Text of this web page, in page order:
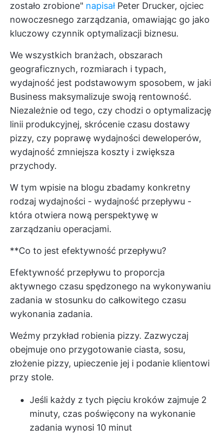
zostało zrobione" napisałPeter Drucker, ojciec
nowoczesnego zarządzania, omawiając go jako
kluczowy czynnik optymalizacji biznesu.
We wszystkich branżach, obszarach
geograficznych, rozmiarach i typach,
wydajność jest podstawowym sposobem, w jaki
Business maksymalizuje swoją rentowność.
Niezależnie od tego, czy chodzi o optymalizację
linii produkcyjnej, skrócenie czasu dostawy
pizzy, czy poprawę wydajności deweloperów,
wydajność zmniejsza koszty i zwiększa
przychody.
W tym wpisie na blogu zbadamy konkretny
rodzaj wydajności - wydajność przepływu -
która otwiera nową perspektywę w
zarządzaniu operacjami.
**Co to jest efektywność przepływu?
Efektywność przepływu to proporcja
aktywnego czasu spędzonego na wykonywaniu
zadania w stosunku do całkowitego czasu
wykonania zadania.
Weźmy przykład robienia pizzy. Zazwyczaj
obejmuje ono przygotowanie ciasta, sosu,
złożenie pizzy, upieczenie jej i podanie klientowi
przy stole.
Jeśli każdy z tych pięciu kroków zajmuje 2
minuty, czas poświęcony na wykonanie
zadania wynosi 10 minut